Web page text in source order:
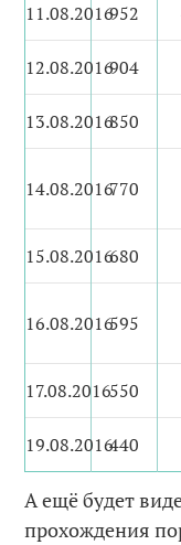
11.08.2016952
12.08.2016904
13.08.2016850
14.08.2016770
15.08.2016680
16.08.2016595
17.08.2016550
19.08.2016440
А ещё будет
прохождения